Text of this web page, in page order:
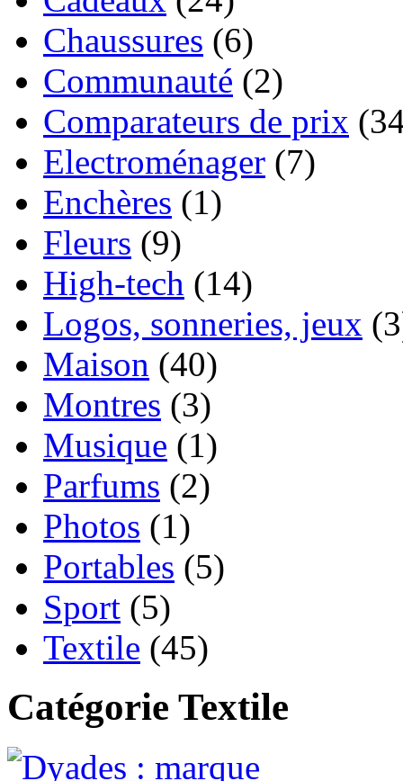
Chaussures (6)
Communauté (2)
Comparateurs de prix
Electroménager (7)
Enchères (1)
Fleurs (9)
High-tech (14)
Logos, sonneries, jeux
Maison (40)
Montres (3)
Musique (1)
Parfums (2)
Photos (1)
Portables (5)
Sport (5)
Textile (45)
Catégorie Textile